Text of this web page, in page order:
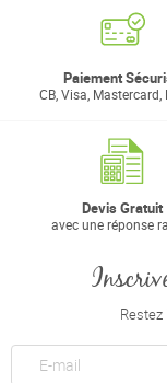
Paiement
CB, Visa, Mastercard,
Devis Gratuit
avec une réponse